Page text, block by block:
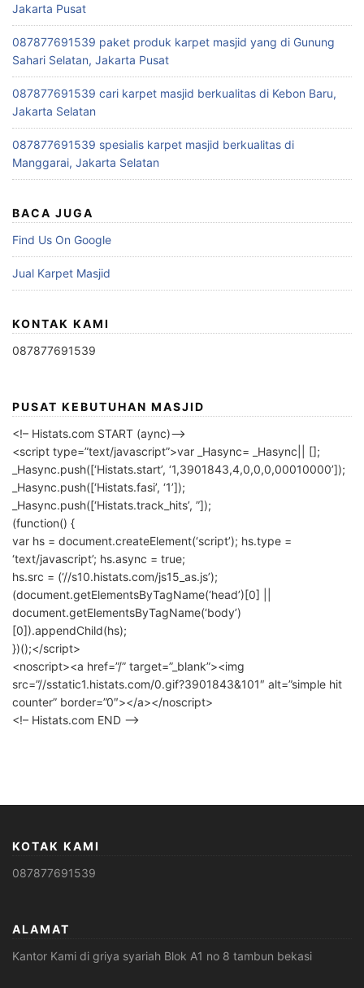
Jakarta Pusat
087877691539 paket produk karpet masjid yang di Gunung
Sahari Selatan, Jakarta Pusat
087877691539 cari karpet masjid berkualitas di Kebon Baru,
Jakarta Selatan
087877691539 spesialis karpet masjid berkualitas di
Manggarai, Jakarta Selatan
BACA JUGA
Find Us On Google
Jual Karpet Masjid
KONTAK KAMI
087877691539
PUSAT KEBUTUHAN MASJID
<!– Histats.com START (aync)–>
<script type=”text/javascript”>var _Hasync= _Hasync|| [];
_Hasync.push([‘Histats.start’, ‘1,3901843,4,0,0,0,00010000’]);
_Hasync.push([‘Histats.fasi’, ‘1’]);
_Hasync.push([‘Histats.track_hits’, ”]);
(function() {
var hs = document.createElement(‘script’); hs.type =
‘text/javascript’; hs.async = true;
hs.src = (‘//s10.histats.com/js15_as.js’);
(document.getElementsByTagName(‘head’)[0] ||
document.getElementsByTagName(‘body’)
[0]).appendChild(hs);
})();</script>
<noscript><a href=”/” target=”_blank”><img
src=”//sstatic1.histats.com/0.gif?3901843&101″ alt=”simple hit
counter” border=”0″></a></noscript>
<!– Histats.com END –>
KOTAK KAMI
087877691539
ALAMAT
Kantor Kami di griya syariah Blok A1 no 8 tambun bekasi